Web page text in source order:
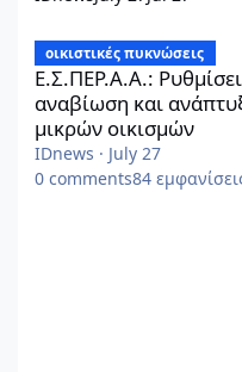
οικιστικές πυκνώσεις
Ε.Σ.ΠΕΡ.Α.Α.:
αναβίωση και
μικρών οικισμών
IDnews · July 27
0 comments84